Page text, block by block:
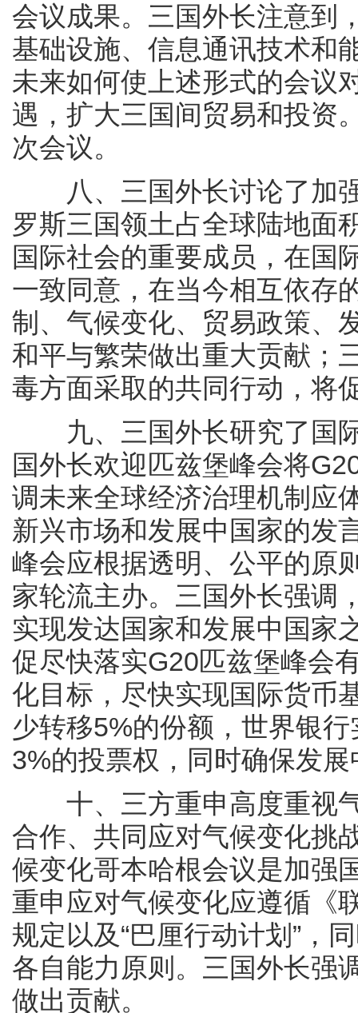
会议成果。三国外长注意到
基础设施、信息通讯技术和
未来如何使上述形式的会议
遇，扩大三国间贸易和投资
次会议。
八、三国外长讨论了加强
罗斯三国领土占全球陆地面
国际社会的重要成员，在国
一致同意，在当今相互依存
制、气候变化、贸易政策、
和平与繁荣做出重大贡献；
毒方面采取的共同行动，将
九、三国外长研究了国际
国外长欢迎匹兹堡峰会将
调未来全球经济治理机制应
新兴市场和发展中国家的发
峰会应根据透明、公平的原
家轮流主办。三国外长强调
实现发达国家和发展中国家
促尽快落实G20匹兹堡峰会
化目标，尽快实现国际货币
少转移5%的份额，世界银
3%的投票权，同时确保发
十、三方重申高度重视气
合作、共同应对气候变化挑
候变化哥本哈根会议是加强
重申应对气候变化应遵循《
规定以及“巴厘行动计划”，
各自能力原则。三国外长强
做出贡献。